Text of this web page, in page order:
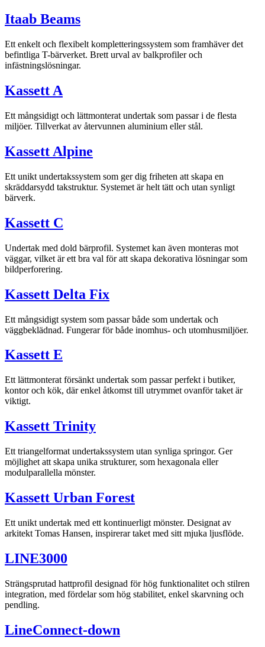
Itaab Beams
Ett enkelt och flexibelt kompletteringssystem som framhäver det
befintliga T-bärverket. Brett urval av balkprofiler och
infästningslösningar.
Kassett A
Ett mångsidigt och lättmonterat undertak som passar i de flesta
miljöer. Tillverkat av återvunnen aluminium eller stål.
Kassett Alpine
Ett unikt undertakssystem som ger dig friheten att skapa en
skräddarsydd takstruktur. Systemet är helt tätt och utan synligt
bärverk.
Kassett C
Undertak med dold bärprofil. Systemet kan även monteras mot
väggar, vilket är ett bra val för att skapa dekorativa lösningar som
bildperforering.
Kassett Delta Fix
Ett mångsidigt system som passar både som undertak och
väggbeklädnad. Fungerar för både inomhus- och utomhusmiljöer.
Kassett E
Ett lättmonterat försänkt undertak som passar perfekt i butiker,
kontor och kök, där enkel åtkomst till utrymmet ovanför taket är
viktigt.
Kassett Trinity
Ett triangelformat undertakssystem utan synliga springor. Ger
möjlighet att skapa unika strukturer, som hexagonala eller
modulparallella mönster.
Kassett Urban Forest
Ett unikt undertak med ett kontinuerligt mönster. Designat av
arkitekt Tomas Hansen, inspirerar taket med sitt mjuka ljusflöde.
LINE3000
Strängsprutad hattprofil designad för hög funktionalitet och stilren
integration, med fördelar som hög stabilitet, enkel skarvning och
pendling.
LineConnect-down